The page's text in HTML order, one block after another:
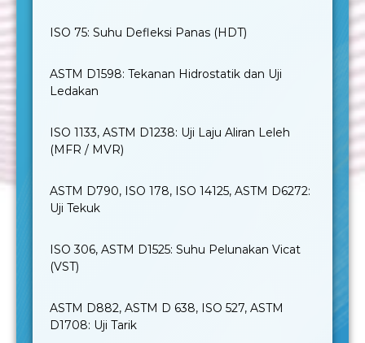
ISO 75: Suhu Defleksi Panas (HDT)
ASTM D1598: Tekanan Hidrostatik dan Uji
Ledakan
ISO 1133, ASTM D1238: Uji Laju Aliran Leleh
(MFR / MVR)
ASTM D790, ISO 178, ISO 14125, ASTM D6272:
Uji Tekuk
ISO 306, ASTM D1525: Suhu Pelunakan Vicat
(VST)
ASTM D882, ASTM D 638, ISO 527, ASTM
D1708: Uji Tarik